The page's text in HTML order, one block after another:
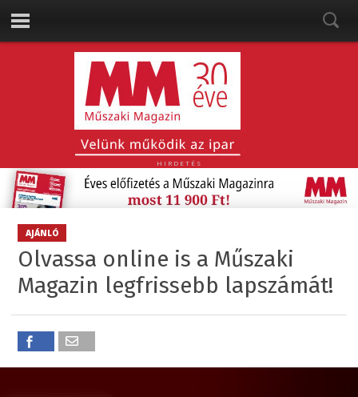
HIRDETÉS
AJÁNLÓ
Olvassa online is a Műszaki
Magazin legfrissebb lapszámát!